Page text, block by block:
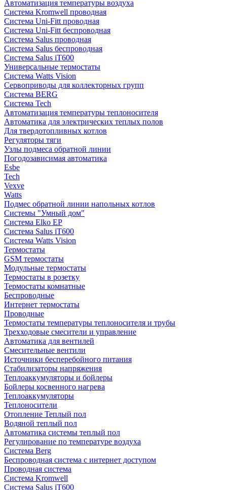
Автоматизация температуры воздуха
Система Kromwell проводная
Система Uni-Fitt проводная
Система Uni-Fitt беспроводная
Система Salus проводная
Система Salus беспроводная
Система Salus iT600
Универсальные термостаты
Система Watts Vision
Сервоприводы для коллекторных групп
Система BERG
Система Tech
Автоматизация температуры теплоносителя
Автоматика для электрических теплых полов
Для твердотопливных котлов
Регуляторы тяги
Узлы подмеса обратной линии
Погодозависимая автоматика
Esbe
Tech
Vexve
Watts
Подмес обратной линии напольных котлов
Системы "Умный дом"
Система Elko EP
Система Salus iT600
Система Watts Vision
Термостаты
GSM термостаты
Модульные термостаты
Термостаты в розетку
Термостаты комнатные
Беспроводные
Интернет термостаты
Проводные
Термостаты температуры теплоносителя и трубы
Трехходовые смесители и управление
Автоматика для вентилей
Смесительные вентили
Источники бесперебойного питания
Стабилизаторы напряжения
Теплоаккумуляторы и бойлеры
Бойлеры косвенного нагрева
Теплоаккумуляторы
Теплоносители
Отопление Теплый пол
Водяной теплый пол
Автоматика системы теплый пол
Регулирование по температуре воздуха
Система Berg
Беспроводная система с интернет доступом
Проводная система
Система Kromwell
Система Salus iT600